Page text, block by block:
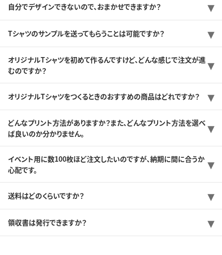
自分でデザインできないので、おまかせできますか？
Tシャツのサンプルを送ってもらうことは可能ですか？
オリジナルTシャツを初めて作るんですけど、どんな感じで注文が進
むのですか？
オリジナルTシャツをつくるときのおすすめの商品はどれですか？
どんなプリント方法がありますか？また、どんなプリント方法を選べ
ば良いのか分かりません。
イベント用に数100枚ほど注文したいのですが、納期に間に合うか
心配です。
送料はどのくらいですか？
領収書は発行できますか？